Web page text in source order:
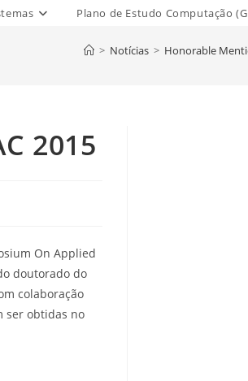
Plano de Estudo Computação
> Notícias > Honorable
2015
On Applied
doutorado do
colaboração
ser obtidas no